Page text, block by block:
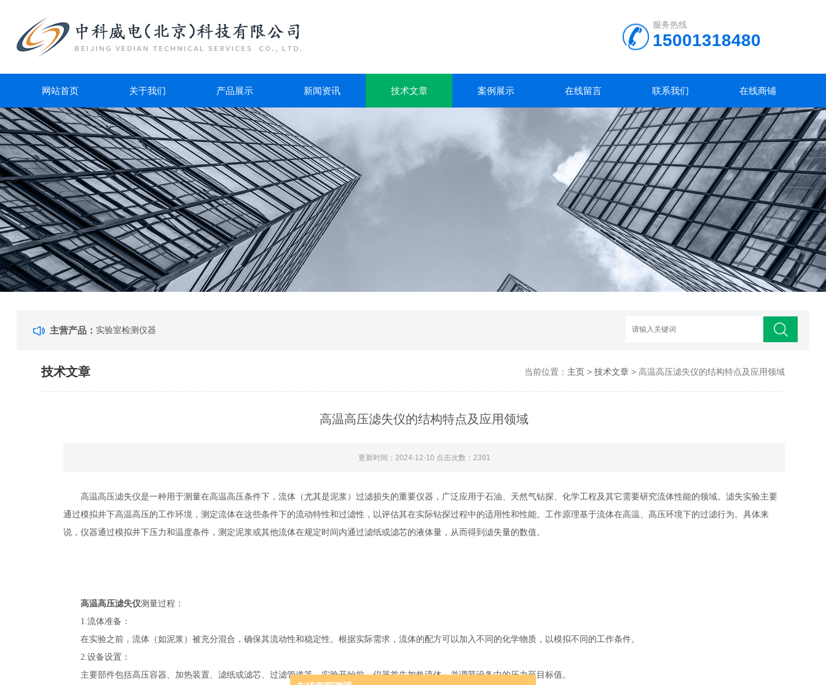
服务热线
15001318480
网站首页 关于我们 产品展示 新闻资讯 技术文章 案例展示 在线留言 联系我们 在线商铺
主营产品： 实验室检测仪器
技术文章 当前位置： 主页> 技术文章> 高温高压滤失仪的结构特点及应用领域
高温高压滤失仪的结构特点及应用领域
更新时间：2024-12-10 点击次数：2391
高温高压滤失仪是一种用于测量在高温高压条件下，流体（尤其是泥浆）过滤损失的重要仪器，广泛应用于石油、天然气钻探、化学工程及其它需要研究流体性能的领域。滤失实验主要
通过模拟井下高温高压的工作环境，测定流体在这些条件下的流动特性和过滤性，以评估其在实际钻探过程中的适用性和性能。工作原理基于流体在高温、高压环境下的过滤行为。具体来
说，仪器通过模拟井下压力和温度条件，测定泥浆或其他流体在规定时间内通过滤纸或滤芯的液体量，从而得到滤失量的数值。
高温高压滤失仪测量过程：
1.流体准备：
在实验之前，流体（如泥浆）被充分混合，确保其流动性和稳定性。根据实际需求，流体的配方可以加入不同的化学物质，以模拟不同的工作条件。
2.设备设置：
主要部件包括高压容器、加热装置、滤纸或滤芯、过滤管道等。实验开始前，仪器首先加热流体，并调节设备中的压力至目标值。